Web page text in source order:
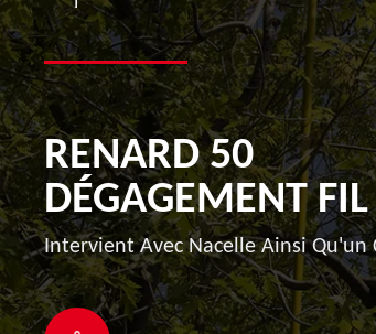
RENARD 50
DÉGAGEMENT
Intervient Avec Nacelle Ainsi